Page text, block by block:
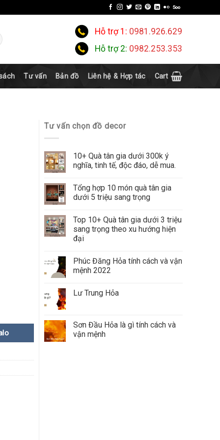
Hỗ trợ 1: 0981.926.629
Hỗ trợ 2: 0982.253.353
Tư vấn Bản đồ Liên hệ & Hợp tác Cart
Tư vấn chọn đồ decor
10+ Quà tân gia dưới 300k ý
nghĩa, tinh tế, độc đáo, dễ mua.
Tổng hợp 10 món quà tân gia
dưới 5 triệu sang trọng
Top 10+ Quà tân gia dưới 3 triệu
sang trọng theo xu hướng hiện
đại
Phúc Đăng Hỏa tính cách và vận
mệnh 2022
Lư Trung Hỏa
Sơn Đầu Hỏa là gì tính cách và
vận mệnh